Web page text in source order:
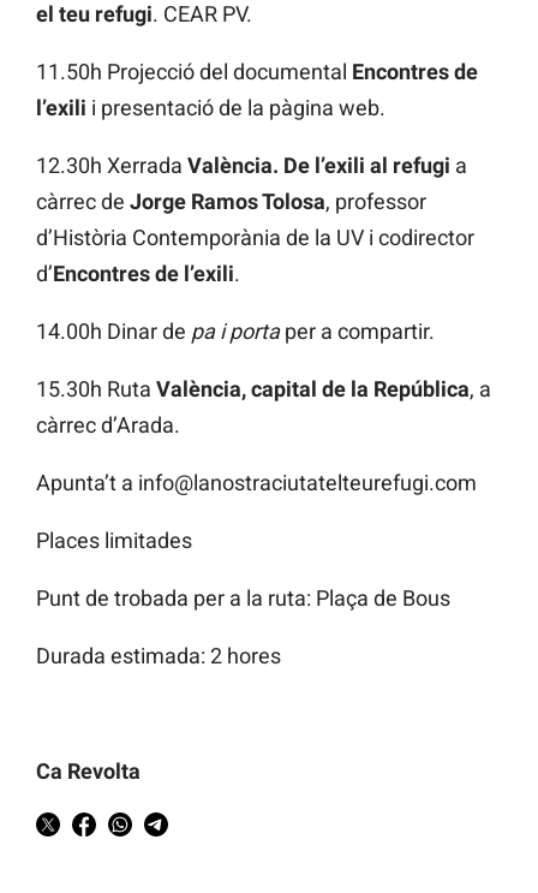
el teu refugi. CEAR PV.
11.50h Projecció del documental Encontres de
l’exili i presentació de la pàgina web.
12.30h Xerrada València. De l’exili al refugi a
càrrec de Jorge Ramos Tolosa, professor
d’Història Contemporània de la UV i codirector
d’Encontres de l’exili.
14.00h Dinar de pa i portaper a compartir.
15.30h Ruta València, capital de la República, a
càrrec d’Arada.
Apunta’t a info@lanostraciutatelteurefugi.com
Places limitades
Punt de trobada per a la ruta: Plaça de Bous
Durada estimada: 2 hores
Ca Revolta